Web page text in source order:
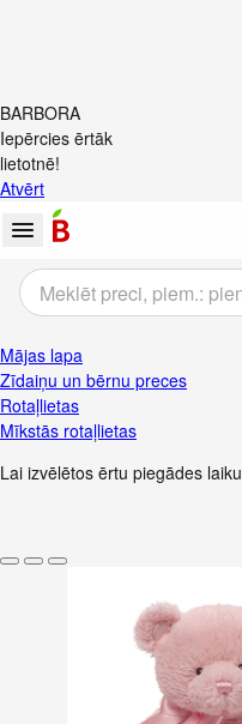
BARBORA
Iepērcies ērtāk
lietotnē!
Atvērt
Mājas lapa
Zīdaiņu un bērnu preces
Rotaļlietas
Mīkstās rotaļlietas
Lai izvēlētos ērtu piegādes laiku